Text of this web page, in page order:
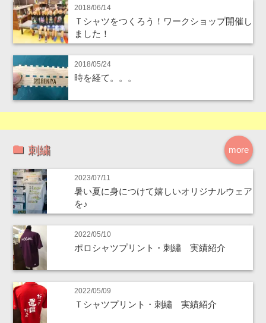
2018/06/14
Ｔシャツをつくろう！ワークショップ開催し
ました！
2018/05/24
時を経て。。。
more
刺繍
2023/07/11
暑い夏に身につけて嬉しいオリジナルウェア
を♪
2022/05/10
ポロシャツプリント・刺繡 実績紹介
2022/05/09
Ｔシャツプリント・刺繡 実績紹介